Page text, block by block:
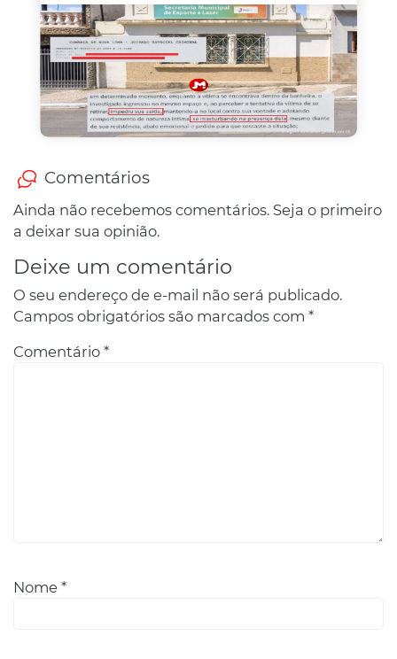
Comentários
Ainda não recebemos comentários. Seja o primeiro
a deixar sua opinião.
Deixe um comentário
O seu endereço de e-mail não será publicado.
Campos obrigatórios são marcados com *
Comentário *
Nome *